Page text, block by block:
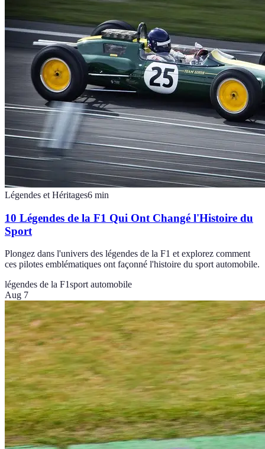
Légendes et Héritages6 min
10 Légendes de la F1 Qui Ont Changé l'Histoire du
Sport
Plongez dans l'univers des légendes de la F1 et explorez comment
ces pilotes emblématiques ont façonné l'histoire du sport automobile.
légendes de la F1sport automobile
Aug 7